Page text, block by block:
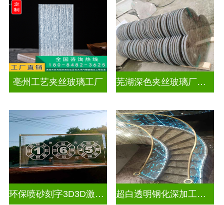
亳州工艺夹丝玻璃工厂 芜湖深色夹丝玻璃厂家电话
环保喷砂刻字3D3D激光内雕玻璃 超白透明钢化深加工激光内雕屏风